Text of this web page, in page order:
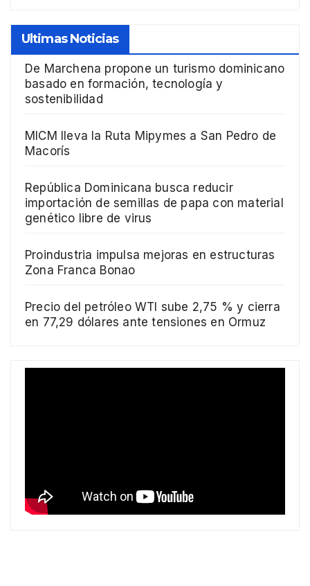
Ultimas Noticias
De Marchena propone un turismo dominicano
basado en formación, tecnología y
sostenibilidad
MICM lleva la Ruta Mipymes a San Pedro de
Macorís
República Dominicana busca reducir
importación de semillas de papa con material
genético libre de virus
Proindustria impulsa mejoras en estructuras
Zona Franca Bonao
Precio del petróleo WTI sube 2,75 % y cierra
en 77,29 dólares ante tensiones en Ormuz